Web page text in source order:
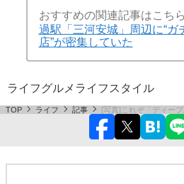
おすすめの関連記事はこちら
過駅「三河安城」周辺に“ガ
店”が密集していた
ライフグルメ ライフスタイル
TOP ライフ 記事 [写真]これぞ「ディー